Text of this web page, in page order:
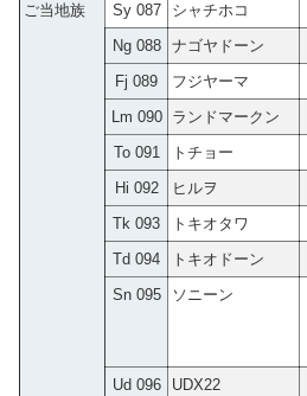
ご当地族
Sy 087 シャチホコ
Ng 088
ナゴヤドーン
Fj 089
フジヤーマ
Lm 090
ランドマークン
To 091
トチョー
Hi 092
ヒルヲ
Tk 093
トキオタワ
Td 094
トキオドーン
Sn 095
ソニーン
Ud 096
UDX22